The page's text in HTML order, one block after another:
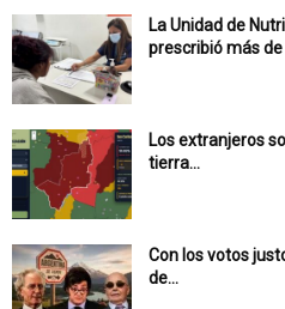
La Unidad de
prescribió más de
Los extranjeros
tierra...
Con los votos
de...